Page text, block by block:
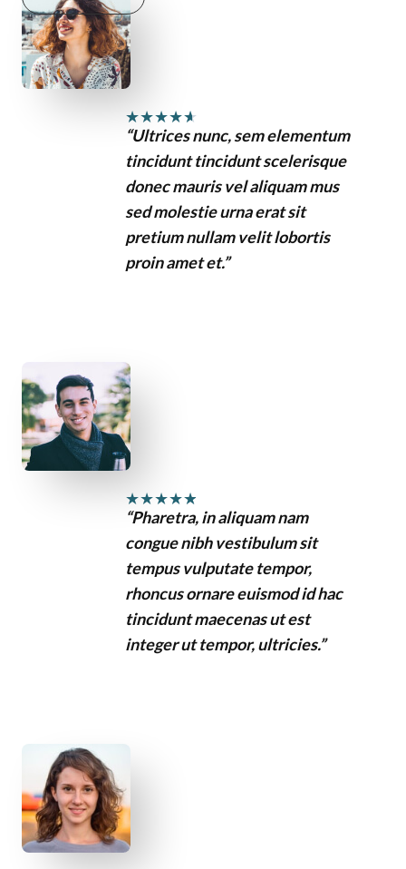
★★★★★
“Ultrices nunc, sem elementum
tincidunt tincidunt scelerisque
donec mauris vel aliquam mus
sed molestie urna erat sit
pretium nullam velit lobortis
proin amet et.”
★★★★★
“Pharetra, in aliquam nam
congue nibh vestibulum sit
tempus vulputate tempor,
rhoncus ornare euismod id hac
tincidunt maecenas ut est
integer ut tempor, ultricies.”